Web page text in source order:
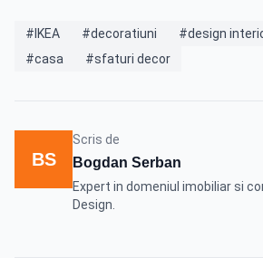
#IKEA #decoratiuni #design
#casa
#sfaturi decor
BS
Scris de
Bogdan Serban
Expert in domeniul imobiliar si
Design.